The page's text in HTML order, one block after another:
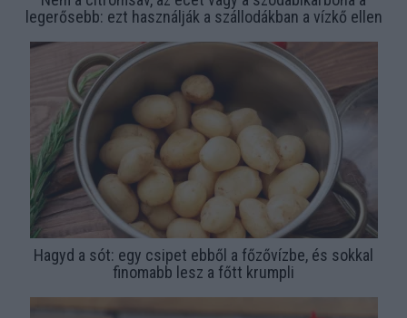
legerősebb: ezt használják a szállodákban a vízkő ellen
Hagyd a sót: egy csipet ebből a főzővízbe, és sokkal
finomabb lesz a főtt krumpli